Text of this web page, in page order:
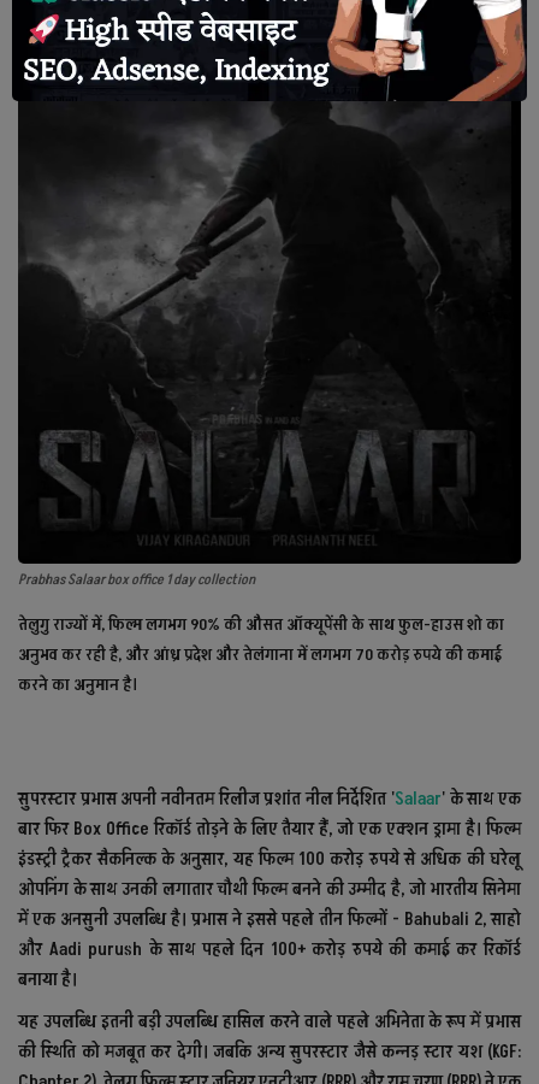
देश
अन्य
हमें गूगल न्यूज़ पर भी फॉलो करें |
Prabhas Salaar box office 1 day collection
तेलुगु राज्यों में, फिल्म लगभग 90% की औसत ऑक्यूपेंसी के साथ फुल-हाउस शो का
अनुभव कर रही है, और आंध्र प्रदेश और तेलंगाना में लगभग 70 करोड़ रुपये की कमाई
करने का अनुमान है।
सुपरस्टार प्रभास अपनी नवीनतम रिलीज प्रशांत नील निर्देशित 'Salaar' के साथ एक
बार फिर Box Office रिकॉर्ड तोड़ने के लिए तैयार हैं, जो एक एक्शन ड्रामा है। फिल्म
इंडस्ट्री ट्रैकर सैकनिल्क के अनुसार, यह फिल्म 100 करोड़ रुपये से अधिक की घरेलू
ओपनिंग के साथ उनकी लगातार चौथी फिल्म बनने की उम्मीद है, जो भारतीय सिनेमा
में एक अनसुनी उपलब्धि है। प्रभास ने इससे पहले तीन फिल्मों - Bahubali 2, साहो
और Aadi purush के साथ पहले दिन 100+ करोड़ रुपये की कमाई कर रिकॉर्ड
बनाया है।
यह उपलब्धि इतनी बड़ी उपलब्धि हासिल करने वाले पहले अभिनेता के रूप में प्रभास
की स्थिति को मजबूत कर देगी। जबकि अन्य सुपरस्टार जैसे कन्नड़ स्टार यश (KGF: